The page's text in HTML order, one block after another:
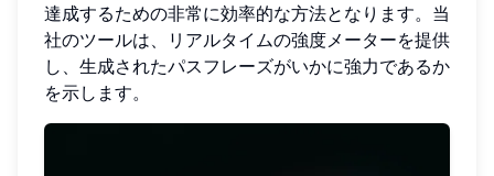
達成するための非常に効率的な方法となります。当
社のツールは、リアルタイムの強度メーターを提供
し、生成されたパスフレーズがいかに強力であるか
を示します。